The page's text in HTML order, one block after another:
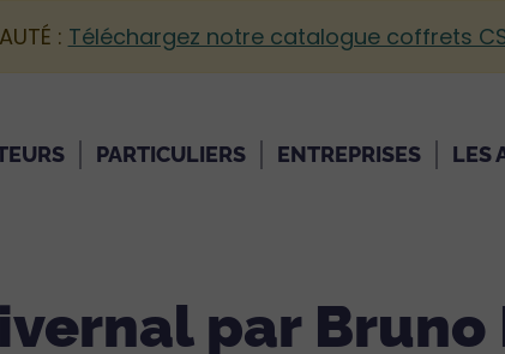
: Téléchargez notre catalogue coffrets
PARTICULIERS ENTREPRISES LES
par Bruno